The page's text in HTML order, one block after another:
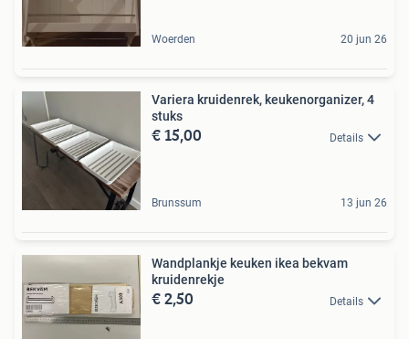
Woerden 20 jun 26
Variera kruidenrek, keukenorganizer, 4
stuks
€ 15,00 Details
Brunssum 13 jun 26
Wandplankje keuken ikea bekvam
kruidenrekje
€ 2,50 Details